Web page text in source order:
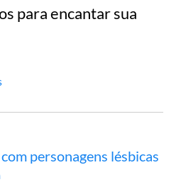
para encantar sua
personagens lésbicas